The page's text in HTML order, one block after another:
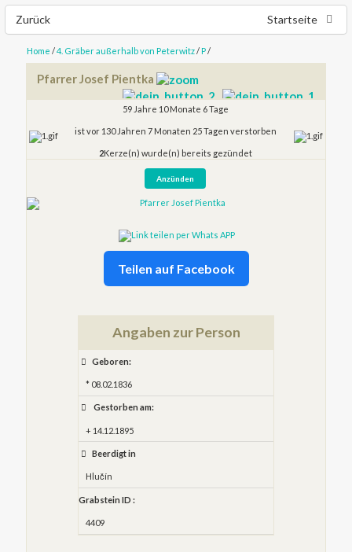
Zurück Startseite
Home /4. Gräber außerhalb von Peterwitz/P/
Pfarrer Josef Pientka
59 Jahre 10 Monate 6 Tage
ist vor 130 Jahren 7 Monaten 25 Tagen verstorben
2Kerze(n) wurde(n) bereits gezündet
Teilen auf Facebook
Angaben zur Person
Geboren:
* 08.02.1836
Gestorben am:
+ 14.12.1895
Beerdigt in
Hlučín
Grabstein ID :
4409